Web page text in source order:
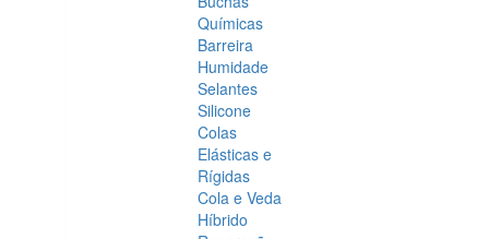
Químicas
Barreira
Humidade
Selantes
Silicone
Colas
Elásticas e
Rígidas
Cola e Veda
Híbrido